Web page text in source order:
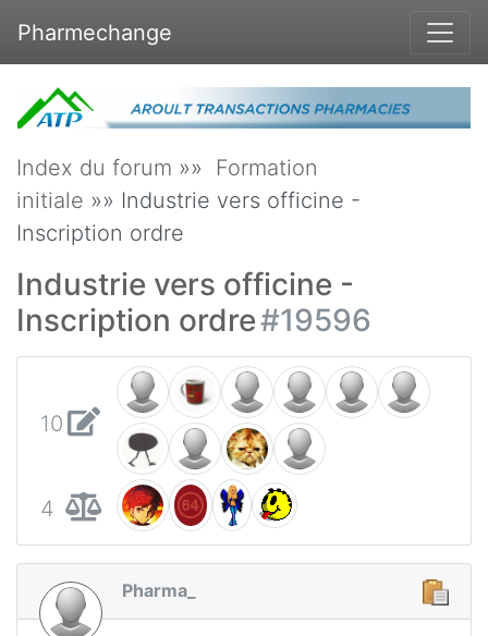
Pharmechange
Index du forum »» Formation
initiale »» Industrie vers officine -
Inscription ordre
Industrie vers officine -
Inscription ordre#19596
10
4
Pharma_